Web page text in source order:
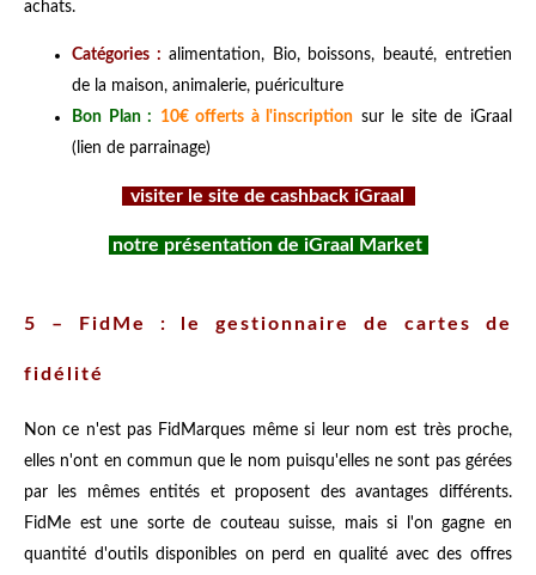
achats.
Catégories : alimentation, Bio, boissons, beauté, entretien
de la maison, animalerie, puériculture
Bon Plan :
10€ offerts à l'inscription sur le site de iGraal
(lien de parrainage)
visiter le site de cashback iGraal
notre présentation de iGraal Market
5 – FidMe : le gestionnaire de cartes de
fidélité
Non ce n'est pas FidMarques même si leur nom est très proche,
elles n'ont en commun que le nom puisqu'elles ne sont pas gérées
par les mêmes entités et proposent des avantages différents.
FidMe est une sorte de couteau suisse, mais si l'on gagne en
quantité d'outils disponibles on perd en qualité avec des offres